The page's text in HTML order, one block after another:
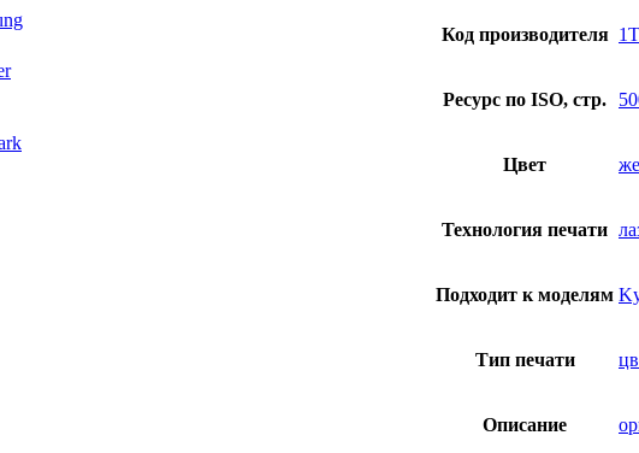
Код производителя
Ресурс по ISO, стр.
Цвет
Технология печати
Подходит к моделям
Тип печати
Описание